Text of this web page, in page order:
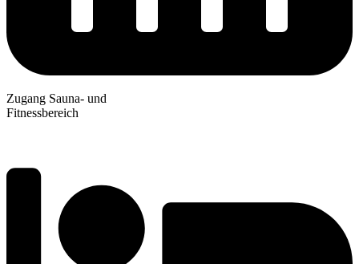
Zugang Sauna- und
Fitnessbereich